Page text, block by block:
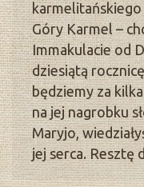
Góry Karmel –
Immakulacie od
dziesiątą
będziemy za
na jej nagrobku
Maryjo,
jej serca.